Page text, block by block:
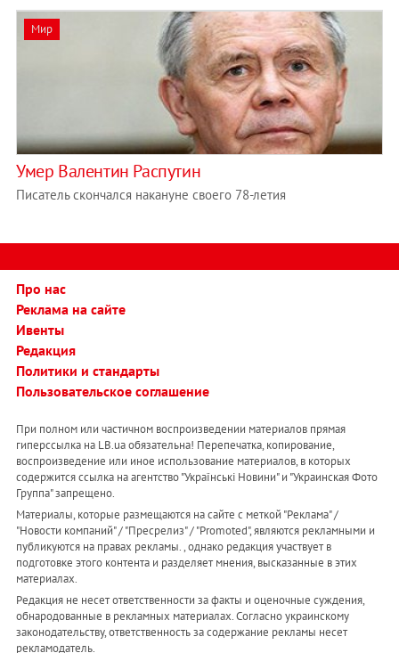
Мир
Умер Валентин Распутин
Писатель скончался накануне своего 78-летия
Про нас
Реклама на сайте
Ивенты
Редакция
Политики и стандарты
Пользовательское соглашение
При полном или частичном воспроизведении материалов прямая
гиперссылка на LB.ua обязательна! Перепечатка, копирование,
воспроизведение или иное использование материалов, в которых
содержится ссылка на агентство "Українськi Новини" и "Украинская Фото
Группа" запрещено.
Материалы, которые размещаются на сайте с меткой "Реклама" /
"Новости компаний" / "Пресрелиз" / "Promoted", являются рекламными и
публикуются на правах рекламы. , однако редакция участвует в
подготовке этого контента и разделяет мнения, высказанные в этих
материалах.
Редакция не несет ответственности за факты и оценочные суждения,
обнародованные в рекламных материалах. Согласно украинскому
законодательству, ответственность за содержание рекламы несет
рекламодатель.